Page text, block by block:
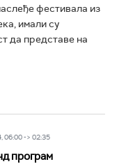
фестивала из
имали су
да представе на
06:00 -> 02:35
програм